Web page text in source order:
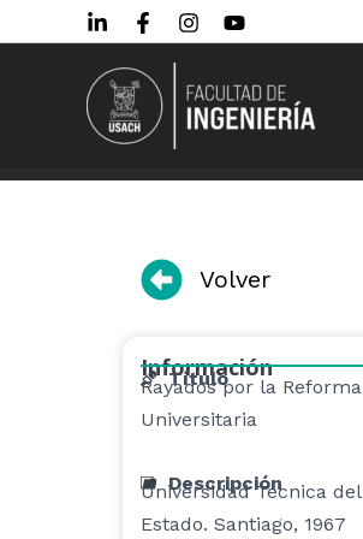
al
Volver
Información
Título
Rayados por la Reforma
Universitaria
Descripción
Universidad Técnica del
Estado. Santiago, 1967